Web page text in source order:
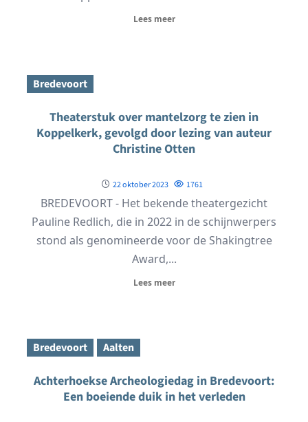
Lees meer
Bredevoort
Theaterstuk over mantelzorg te zien in
Koppelkerk, gevolgd door lezing van auteur
Christine Otten
22 oktober 2023 1761
BREDEVOORT - Het bekende theatergezicht
Pauline Redlich, die in 2022 in de schijnwerpers
stond als genomineerde voor de Shakingtree
Award,...
Lees meer
Bredevoort Aalten
Achterhoekse Archeologiedag in Bredevoort:
Een boeiende duik in het verleden